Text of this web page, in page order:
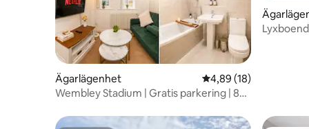
Ägarlägenhet 4,89 av 5 i
4,89 (18)
Wembley Stadium | Gratis parkering | 8